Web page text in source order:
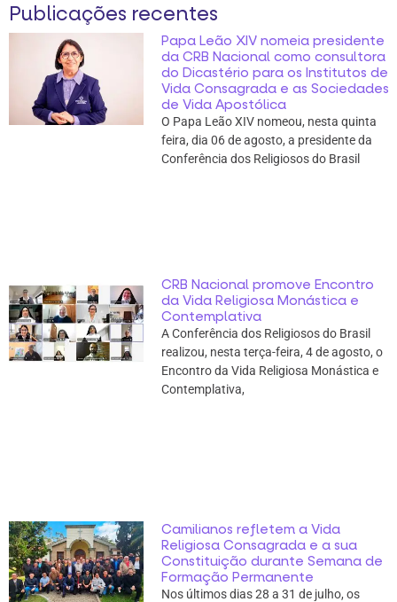
Publicações recentes
Papa Leão XIV nomeia presidente
da CRB Nacional como consultora
do Dicastério para os Institutos de
Vida Consagrada e as Sociedades
de Vida Apostólica
O Papa Leão XIV nomeou, nesta quinta
feira, dia 06 de agosto, a presidente da
Conferência dos Religiosos do Brasil
CRB Nacional promove Encontro
da Vida Religiosa Monástica e
Contemplativa
A Conferência dos Religiosos do Brasil
realizou, nesta terça-feira, 4 de agosto, o
Encontro da Vida Religiosa Monástica e
Contemplativa,
Camilianos refletem a Vida
Religiosa Consagrada e a sua
Constituição durante Semana de
Formação Permanente
Nos últimos dias 28 a 31 de julho, os